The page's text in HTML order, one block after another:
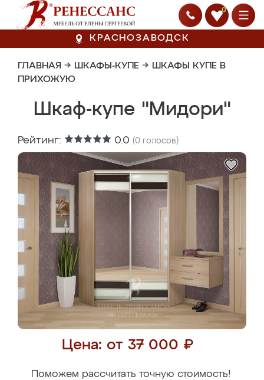
0
КРАСНОЗАВОДСК
ГЛАВНАЯ → ШКАФЫ-КУПЕ → ШКАФЫ КУПЕ В
ПРИХОЖУЮ
Шкаф-купе "Мидори"
Рейтинг: 0.0 (0 голосов)
Цена: от 37 000 ₽
Поможем рассчитать точную стоимость!